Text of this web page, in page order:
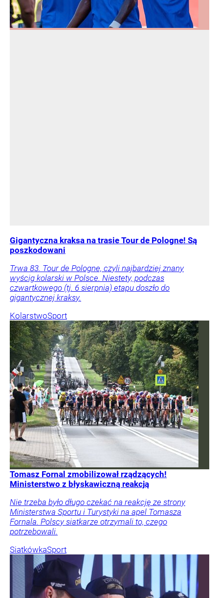
Gigantyczna kraksa na trasie Tour de Pologne! Są
poszkodowani
Trwa 83. Tour de Pologne, czyli najbardziej znany
wyścig kolarski w Polsce. Niestety, podczas
czwartkowego (tj. 6 sierpnia) etapu doszło do
gigantycznej kraksy.
KolarstwoSport
Tomasz Fornal zmobilizował rządzących!
Ministerstwo z błyskawiczną reakcją
Nie trzeba było długo czekać na reakcję ze strony
Ministerstwa Sportu i Turystyki na apel Tomasza
Fornala. Polscy siatkarze otrzymali to, czego
potrzebowali.
SiatkówkaSport